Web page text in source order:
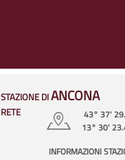
STAZIONE DIANCONA
43° 37'
13° 30'
INFORMAZIONI
RETE